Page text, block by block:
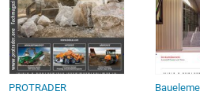
PROTRADER